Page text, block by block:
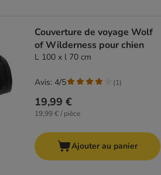
Couverture de voyage Wolf
of Wilderness pour chien
L 100 x l 70 cm
19,99 €
19,99 € / pièce
Avis: 4/5 (1)
Ajouter au panier